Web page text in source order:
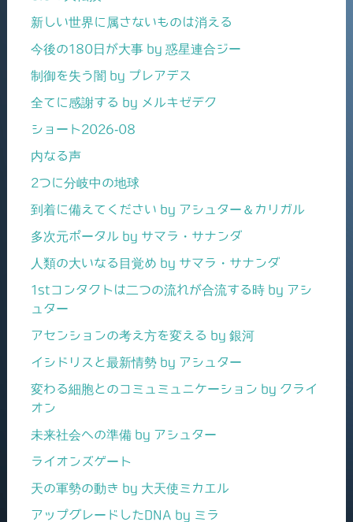
新しい世界に属さないものは消える
今後の180日が大事 by 惑星連合ジー
制御を失う闇 by プレアデス
全てに感謝する by メルキゼデク
ショート2026-08
内なる声
2つに分岐中の地球
到着に備えてください by アシュター＆カリガル
多次元ポータル by サマラ・サナンダ
人類の大いなる目覚め by サマラ・サナンダ
1stコンタクトは二つの流れが合流する時 by アシ
ュター
アセンションの考え方を変える by 銀河
イシドリスと最新情勢 by アシュター
変わる細胞とのコミュミュニケーション by クライ
オン
未来社会への準備 by アシュター
ライオンズゲート
天の軍勢の動き by 大天使ミカエル
アップグレードしたDNA by ミラ